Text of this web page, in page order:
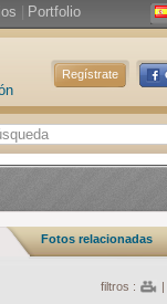
Portfolio
Regístrate
Fotos relacionadas
filtros : |